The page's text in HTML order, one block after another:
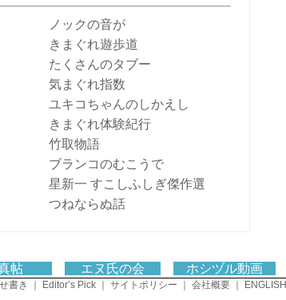
ノックの音が
きまぐれ遊歩道
たくさんのタブー
気まぐれ指数
ユキコちゃんのしかえし
きまぐれ体験紀行
竹取物語
ブランコのむこうで
星新一 すこしふしぎ傑作選
つねならぬ話
帖 エヌ氏の会 ホシヅル動画
書き Editor’s Pick サイトポリシー 会社概要 ENGLISH